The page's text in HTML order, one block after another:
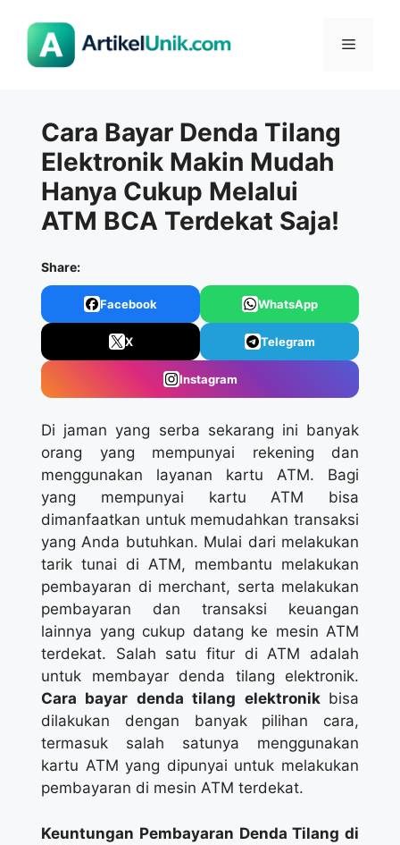
Menu
Cara Bayar Denda Tilang
Elektronik Makin Mudah
Hanya Cukup Melalui
ATM BCA Terdekat Saja!
Share:
Facebook WhatsApp
X Telegram
Instagram
Di jaman yang serba sekarang ini banyak
orang yang mempunyai rekening dan
menggunakan layanan kartu ATM. Bagi
yang mempunyai kartu ATM bisa
dimanfaatkan untuk memudahkan transaksi
yang Anda butuhkan. Mulai dari melakukan
tarik tunai di ATM, membantu melakukan
pembayaran di merchant, serta melakukan
pembayaran dan transaksi keuangan
lainnya yang cukup datang ke mesin ATM
terdekat. Salah satu fitur di ATM adalah
untuk membayar denda tilang elektronik.
Cara bayar denda tilang elektronik bisa
dilakukan dengan banyak pilihan cara,
termasuk salah satunya menggunakan
kartu ATM yang dipunyai untuk melakukan
pembayaran di mesin ATM terdekat.
Keuntungan Pembayaran Denda Tilang di